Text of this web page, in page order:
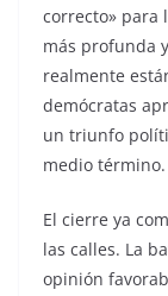
correcto» para
más profunda
realmente
demócratas
un triunfo
medio término.
El cierre ya
las calles. La
opinión